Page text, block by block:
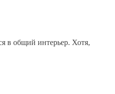
в общий интерьер. Хотя,